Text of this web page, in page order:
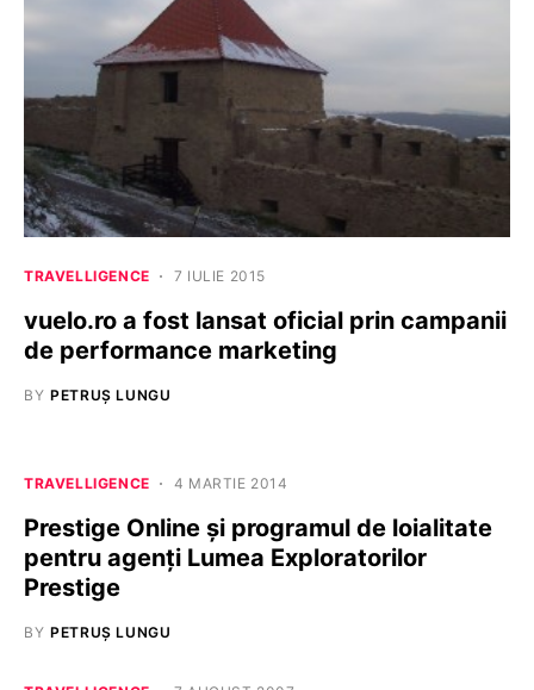
TRAVELLIGENCE 7 IULIE 2015
vuelo.ro a fost lansat oficial prin campanii
de performance marketing
BY PETRUȘ LUNGU
TRAVELLIGENCE 4 MARTIE 2014
Prestige Online şi programul de loialitate
pentru agenţi Lumea Exploratorilor
Prestige
BY PETRUȘ LUNGU